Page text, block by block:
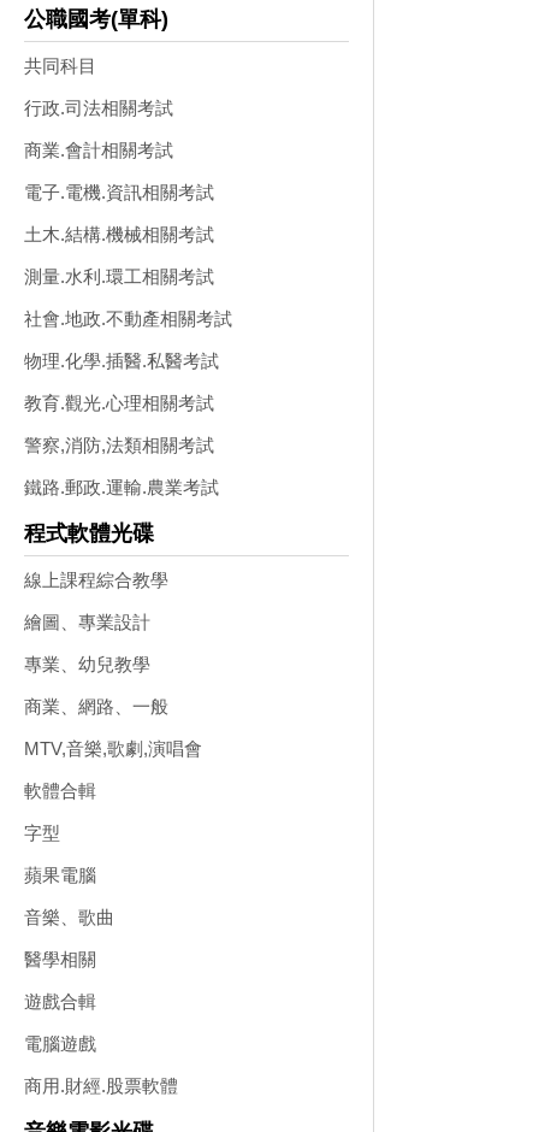
公職國考(單科)
共同科目
行政.司法相關考試
商業.會計相關考試
電子.電機.資訊相關考試
土木.結構.機械相關考試
測量.水利.環工相關考試
社會.地政.不動產相關考試
物理.化學.插醫.私醫考試
教育.觀光.心理相關考試
警察,消防,法類相關考試
鐵路.郵政.運輸.農業考試
程式軟體光碟
線上課程綜合教學
繪圖、專業設計
專業、幼兒教學
商業、網路、一般
MTV,音樂,歌劇,演唱會
軟體合輯
字型
蘋果電腦
音樂、歌曲
醫學相關
遊戲合輯
電腦遊戲
商用.財經.股票軟體